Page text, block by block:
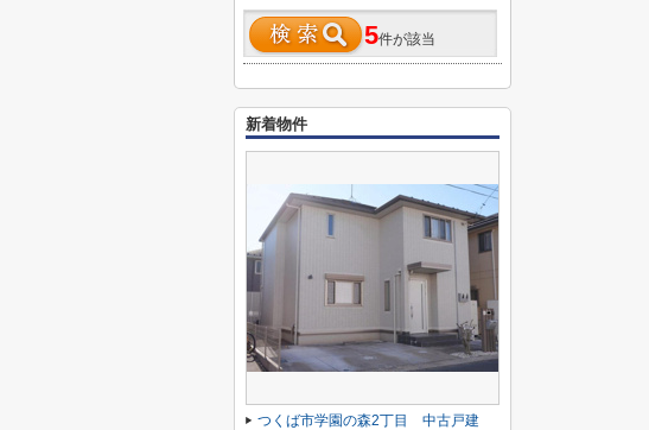
5件が該当
新着物件
つくば市学園の森2丁目 中古戸建